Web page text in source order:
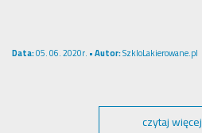
Data:05. 06. 2020r. •Autor:SzkloLakierowane.pl
czytaj więcej